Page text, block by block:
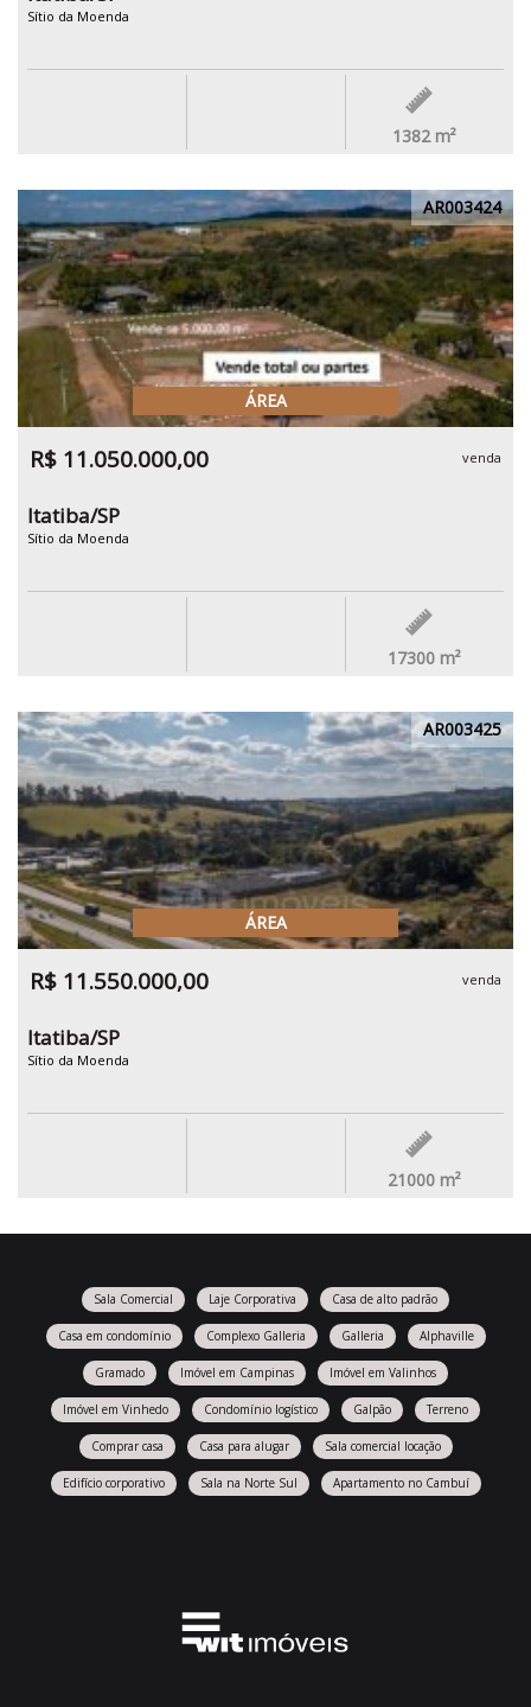
Sítio da Moenda
1382 m²
AR003424
ÁREA
R$ 11.050.000,00 venda
Itatiba/SP
Sítio da Moenda
17300 m²
AR003425
ÁREA
R$ 11.550.000,00 venda
Itatiba/SP
Sítio da Moenda
21000 m²
Sala Comercial Laje Corporativa Casa de alto padrão
Casa em condomínio Complexo Galleria Galleria Alphaville
Gramado Imóvel em Campinas Imóvel em Valinhos
Imóvel em Vinhedo Condomínio logístico Galpão Terreno
Comprar casa Casa para alugar Sala comercial locação
Edifício corporativo Sala na Norte Sul Apartamento no Cambuí